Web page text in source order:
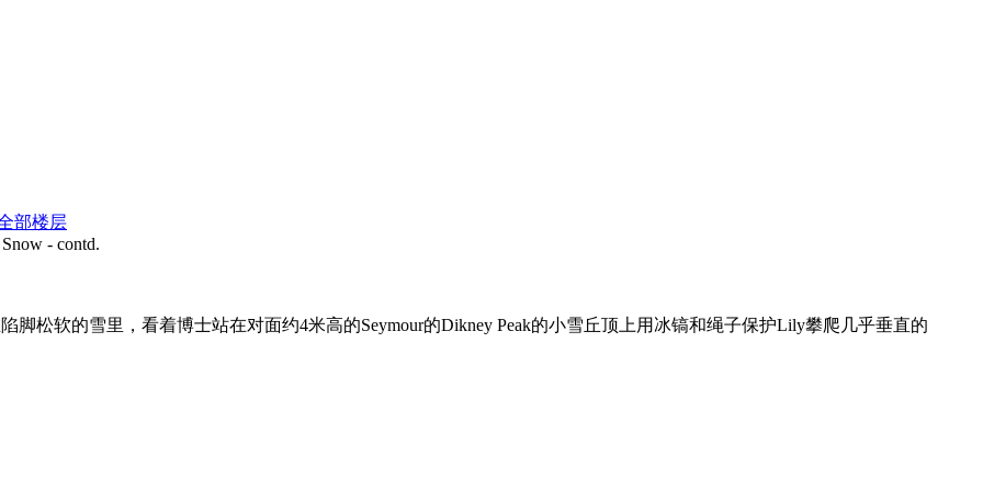
部楼层
- contd.
脚松软的雪里，看着博士站在对面约4米高的Seymour的Dikney Peak的小雪丘顶上用冰镐和绳子保护Lily攀爬几乎垂直的